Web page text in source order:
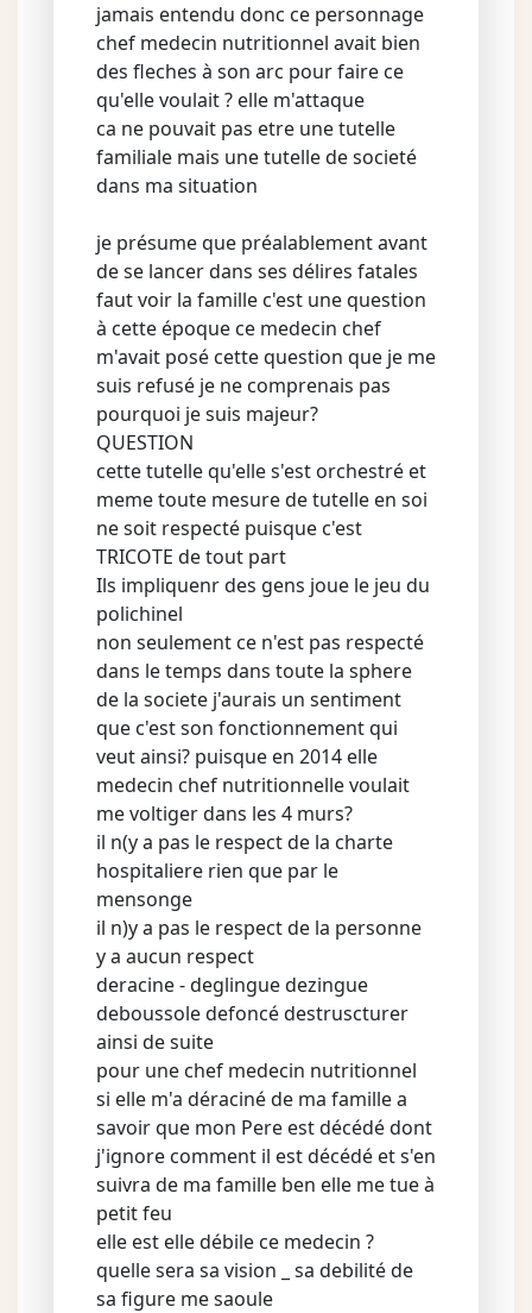
jamais entendu donc ce personnage
chef medecin nutritionnel avait bien
des fleches à son arc pour faire ce
qu'elle voulait ? elle m'attaque
ca ne pouvait pas etre une tutelle
familiale mais une tutelle de societé
dans ma situation
je présume que préalablement avant
de se lancer dans ses délires fatales
faut voir la famille c'est une question
à cette époque ce medecin chef
m'avait posé cette question que je me
suis refusé je ne comprenais pas
pourquoi je suis majeur?
QUESTION
cette tutelle qu'elle s'est orchestré et
meme toute mesure de tutelle en soi
ne soit respecté puisque c'est
TRICOTE de tout part
Ils impliquenr des gens joue le jeu du
polichinel
non seulement ce n'est pas respecté
dans le temps dans toute la sphere
de la societe j'aurais un sentiment
que c'est son fonctionnement qui
veut ainsi? puisque en 2014 elle
medecin chef nutritionnelle voulait
me voltiger dans les 4 murs?
il n(y a pas le respect de la charte
hospitaliere rien que par le
mensonge
il n)y a pas le respect de la personne
y a aucun respect
deracine - deglingue dezingue
deboussole defoncé destruscturer
ainsi de suite
pour une chef medecin nutritionnel
si elle m'a déraciné de ma famille a
savoir que mon Pere est décédé dont
j'ignore comment il est décédé et s'en
suivra de ma famille ben elle me tue à
petit feu
elle est elle débile ce medecin ?
quelle sera sa vision _ sa debilité de
sa figure me saoule